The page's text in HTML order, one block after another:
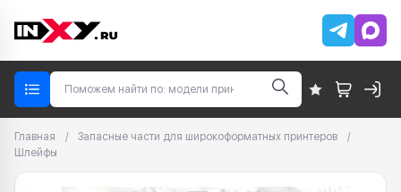
Главная / Запасные части для широкоформатных принтеров
/
Шлейфы